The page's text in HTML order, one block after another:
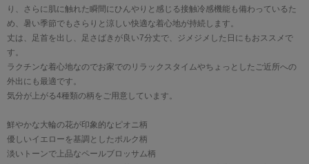
り、さらに肌に触れた瞬間にひんやりと感じる接触冷感機能も備わっているた
め、暑い季節でもさらりと涼しい快適な着心地が持続します。
丈は、足首を出し、足さばきが良い7分丈で、ジメジメした日にもおススメで
す。
ラクチンな着心地なのでお家でのリラックスタイムやちょっとしたご近所への
外出にも最適です。
気分が上がる4種類の柄をご用意しています。
鮮やかな大輪の花が印象的なピオニ柄
優しいイエローを基調としたポルク柄
淡いトーンで上品なペールブロッサム柄